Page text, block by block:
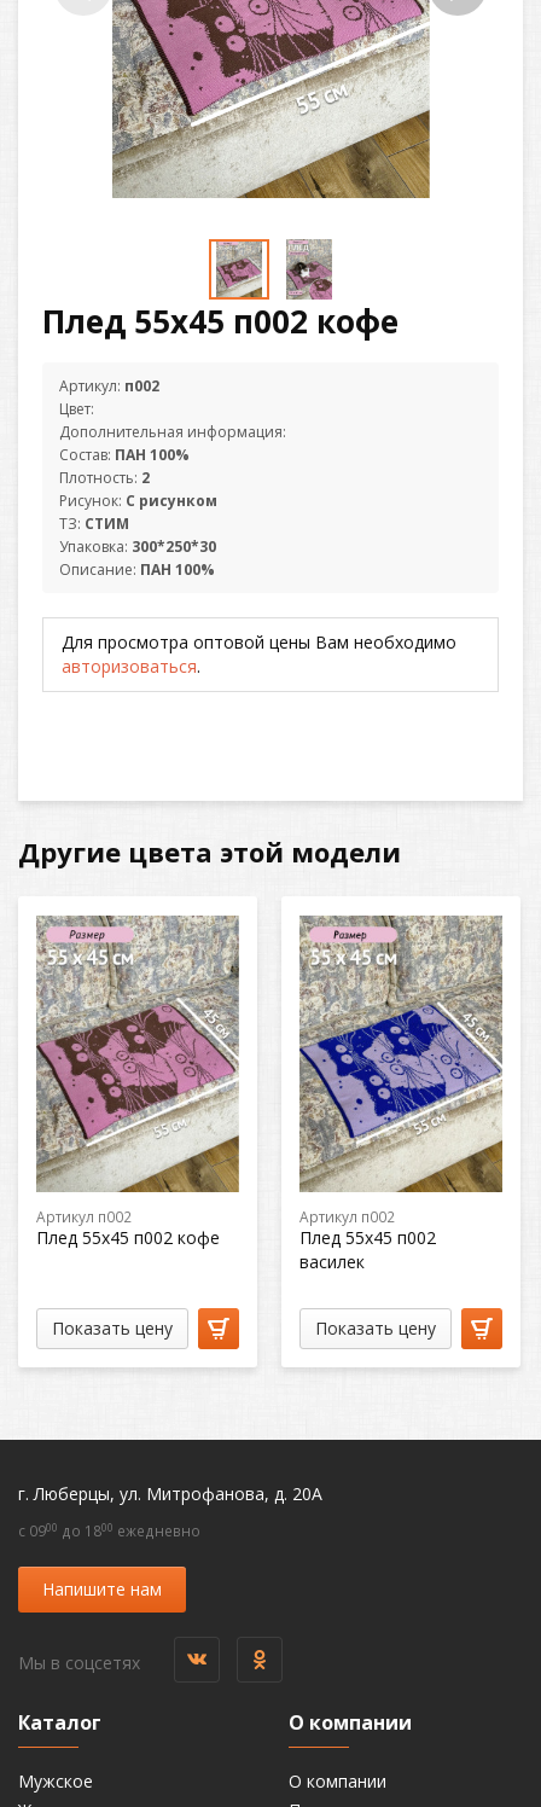
Плед 55х45 п002 кофе
Артикул: п002
Цвет:
Дополнительная информация:
Состав: ПАН 100%
Плотность: 2
Рисунок: С рисунком
ТЗ: СТИМ
Упаковка: 300*250*30
Описание: ПАН 100%
Для просмотра оптовой цены Вам необходимо
авторизоваться.
Другие цвета этой модели
Артикул п002
Плед 55х45 п002 кофе
Показать цену
Артикул п002
Плед 55х45 п002
василек
Показать цену
г. Люберцы, ул. Митрофанова, д. 20А
c 0900 до 1800 ежедневно
Напишите нам
Мы в соцсетях
Каталог
Мужское
О компании
О компании